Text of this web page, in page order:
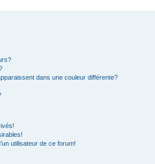
dans une couleur différente?
utilisateur de ce forum!